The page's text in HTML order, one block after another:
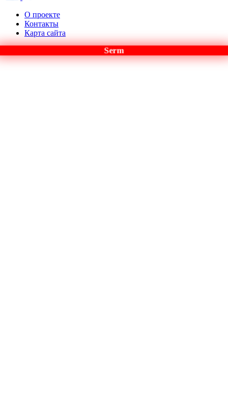
О проекте
Контакты
Карта сайта
Serm